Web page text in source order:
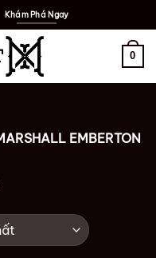
Khám Phá Ngay
0
EMBERTON